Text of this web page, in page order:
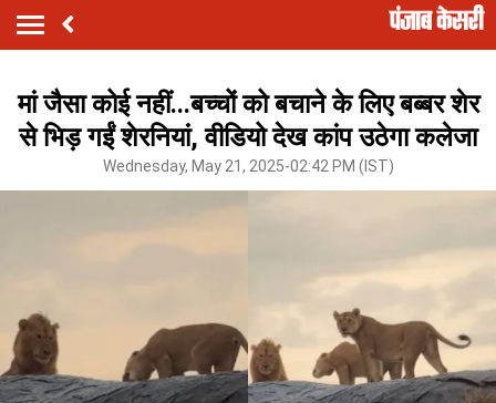
मां जैसा कोई नहीं...बच्चों को बचाने के लिए बब्बर शेर
से भिड़ गईं शेरनियां, वीडियो देख कांप उठेगा कलेजा
Wednesday, May 21, 2025-02:42 PM (IST)